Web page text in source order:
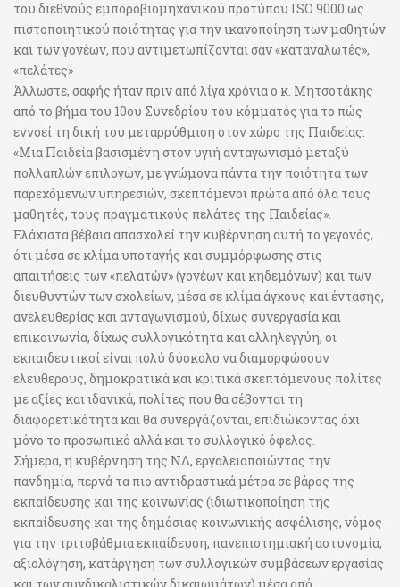
του διεθνούς εμποροβιομηχανικού προτύπου ISO 9000 ως
πιστοποιητικού ποιότητας για την ικανοποίηση των μαθητών
και των γονέων, που αντιμετωπίζονται σαν «καταναλωτές»,
«πελάτες»
Άλλωστε, σαφής ήταν πριν από λίγα χρόνια ο κ. Μητσοτάκης
από το βήμα του 10ου Συνεδρίου του κόμματός για το πώς
εννοεί τη δική του μεταρρύθμιση στον χώρο της Παιδείας:
«Μια Παιδεία βασισμένη στον υγιή ανταγωνισμό μεταξύ
πολλαπλών επιλογών, με γνώμονα πάντα την ποιότητα των
παρεχόμενων υπηρεσιών, σκεπτόμενοι πρώτα από όλα τους
μαθητές, τους πραγματικούς πελάτες της Παιδείας».
Ελάχιστα βέβαια απασχολεί την κυβέρνηση αυτή το γεγονός,
ότι μέσα σε κλίμα υποταγής και συμμόρφωσης στις
απαιτήσεις των «πελατών» (γονέων και κηδεμόνων) και των
διευθυντών των σχολείων, μέσα σε κλίμα άγχους και έντασης,
ανελευθερίας και ανταγωνισμού, δίχως συνεργασία και
επικοινωνία, δίχως συλλογικότητα και αλληλεγγύη, οι
εκπαιδευτικοί είναι πολύ δύσκολο να διαμορφώσουν
ελεύθερους, δημοκρατικά και κριτικά σκεπτόμενους πολίτες
με αξίες και ιδανικά, πολίτες που θα σέβονται τη
διαφορετικότητα και θα συνεργάζονται, επιδιώκοντας όχι
μόνο το προσωπικό αλλά και το συλλογικό όφελος.
Σήμερα, η κυβέρνηση της ΝΔ, εργαλειοποιώντας την
πανδημία, περνά τα πιο αντιδραστικά μέτρα σε βάρος της
εκπαίδευσης και της κοινωνίας (ιδιωτικοποίηση της
εκπαίδευσης και της δημόσιας κοινωνικής ασφάλισης, νόμος
για την τριτοβάθμια εκπαίδευση, πανεπιστημιακή αστυνομία,
αξιολόγηση, κατάργηση των συλλογικών συμβάσεων εργασίας